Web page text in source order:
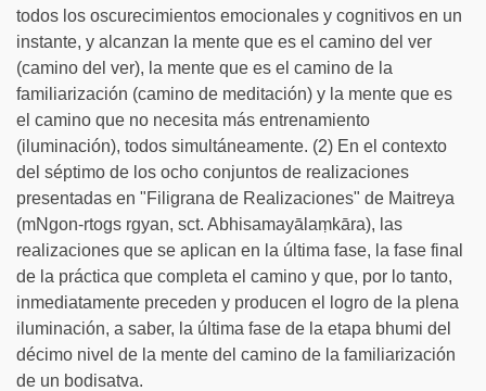
todos los oscurecimientos emocionales y cognitivos en un
instante, y alcanzan la mente que es el camino del ver
(camino del ver), la mente que es el camino de la
familiarización (camino de meditación) y la mente que es
el camino que no necesita más entrenamiento
(iluminación), todos simultáneamente. (2) En el contexto
del séptimo de los ocho conjuntos de realizaciones
presentadas en "Filigrana de Realizaciones" de Maitreya
(mNgon-rtogs rgyan, sct. Abhisamayālaṃkāra), las
realizaciones que se aplican en la última fase, la fase final
de la práctica que completa el camino y que, por lo tanto,
inmediatamente preceden y producen el logro de la plena
iluminación, a saber, la última fase de la etapa bhumi del
décimo nivel de la mente del camino de la familiarización
de un bodisatva.